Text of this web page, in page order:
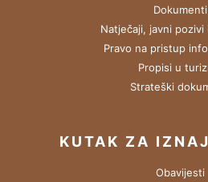
Dokumenti
Natječaji, javni pozivi
Pravo na pristup
Propisi u
Strateški
KUTAK ZA
Obavijesti